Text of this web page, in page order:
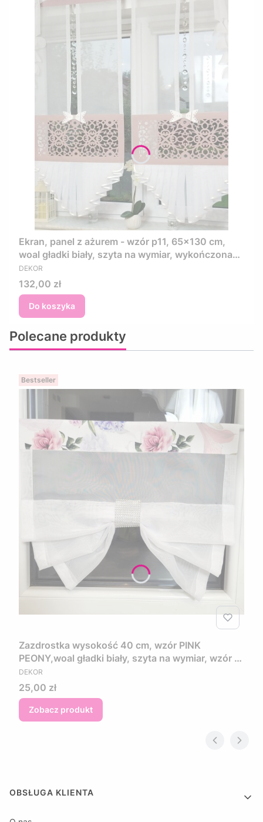
Ekran, panel z ażurem - wzór p11, 65x130 cm,
woal gładki biały, szyta na wymiar, wykończona
lamówką, pudrowy róż
PRODUCENT
DEKOR
Cena
132,00 zł
Do koszyka
Polecane produkty
Bestseller
Zazdrostka wysokość 40 cm, wzór PINK
PEONY,woal gładki biały, szyta na wymiar, wzór w
kwiaty w kolorze różowo fioletowym
PRODUCENT
DEKOR
Cena
25,00 zł
Zobacz produkt
Linki w stopce
OBSŁUGA KLIENTA